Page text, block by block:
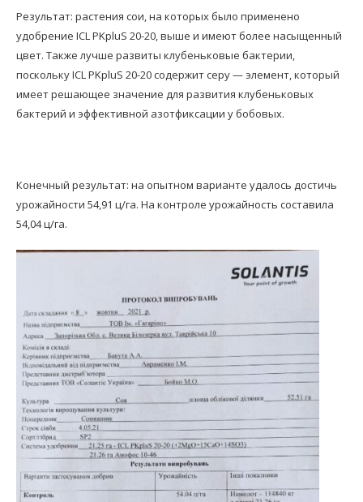
Результат: растения сои, на которых было применено
удобрение ICL PKpluS 20-20, выше и имеют более насыщенный
цвет. Также лучше развиты клубеньковые бактерии,
поскольку ICL PKpluS 20-20 содержит серу — элемент, который
имеет решающее значение для развития клубеньковых
бактерий и эффективной азотфиксации у бобовых.
Конечный результат: на опытном варианте удалось достичь
урожайности 54,91 ц/га. На контроле урожайность составила
54,04 ц/га.